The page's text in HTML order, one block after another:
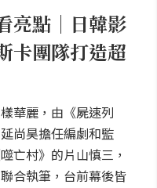
亮點｜日韓影
卡團隊打造超
華麗，由《屍速列
尚昊擔任編劇和監
亡村》的片山慎三，
合執筆，台前幕後皆